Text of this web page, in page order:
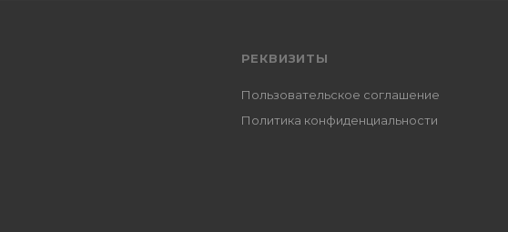
РЕКВИЗИТЫ
Пользовательское соглашение
Политика конфиденциальности